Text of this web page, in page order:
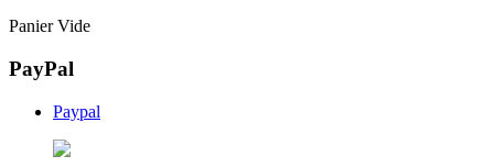
Panier Vide
PayPal
Paypal